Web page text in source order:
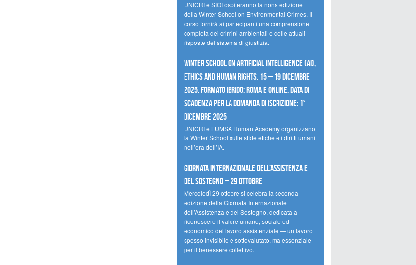
UNICRI e SIOI ospiteranno la nona edizione
della Winter School on Environmental Crimes. Il
corso fornirà ai partecipanti una comprensione
completa dei crimini ambientali e delle attuali
risposte del sistema di giustizia.
Winter School on Artificial Intelligence (AI),
Ethics and Human Rights, 15 – 19 dicembre
2025, Formato Ibrido: Roma e online. Data di
scadenza per la domanda di iscrizione: 1°
dicembre 2025
UNICRI e LUMSA Human Academy organizzano
la Winter School sulle sfide etiche e i diritti umani
nell’era dell’IA.
Giornata internazionale dell’assistenza e
del sostegno – 29 ottobre
MercoledÌ 29 ottobre si celebra la seconda
edizione della Giornata Internazionale
dell’Assistenza e del Sostegno, dedicata a
riconoscere il valore umano, sociale ed
economico del lavoro assistenziale — un lavoro
spesso invisibile e sottovalutato, ma essenziale
per il benessere collettivo.